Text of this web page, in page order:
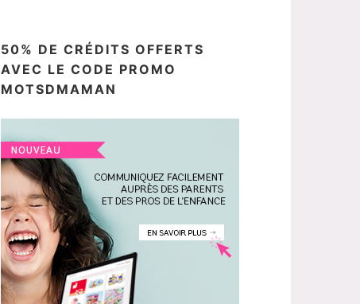
50% DE CRÉDITS OFFERTS
AVEC LE CODE PROMO
MOTSDMAMAN